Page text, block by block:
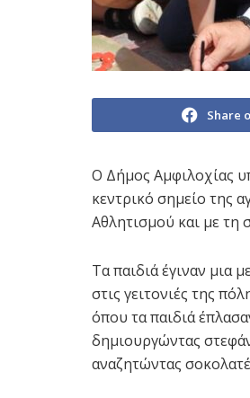
Share
Ο Δήμος Αμφιλοχίας
κεντρικό σημείο της
Αθλητισμού και με
Τα παιδιά έγιναν μια
στις γειτονιές της
όπου τα παιδιά
δημιουργώντας
αναζητώντας